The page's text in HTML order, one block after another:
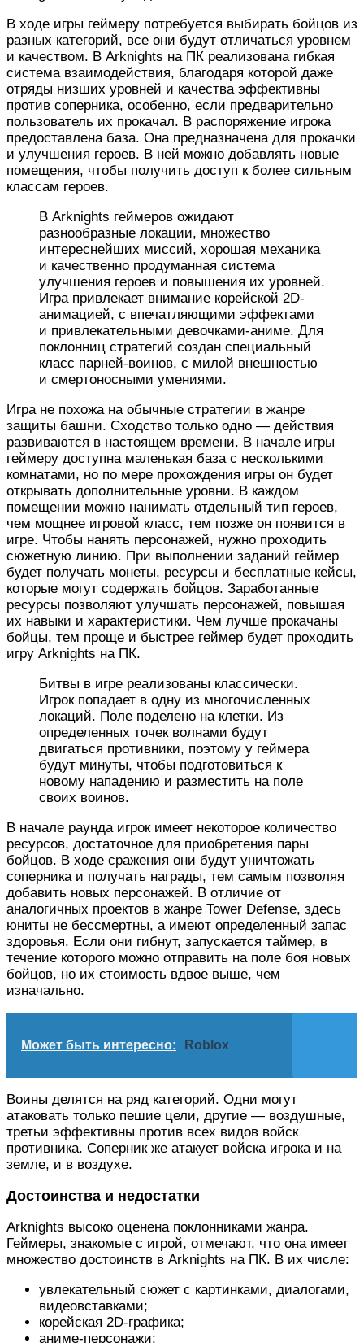
В ходе игры геймеру потребуется выбирать бойцов из
разных категорий, все они будут отличаться уровнем
и качеством. В Arknights на ПК реализована гибкая
система взаимодействия, благодаря которой даже
отряды низших уровней и качества эффективны
против соперника, особенно, если предварительно
пользователь их прокачал. В распоряжение игрока
предоставлена база. Она предназначена для прокачки
и улучшения героев. В ней можно добавлять новые
помещения, чтобы получить доступ к более сильным
классам героев.
В Arknights геймеров ожидают
разнообразные локации, множество
интереснейших миссий, хорошая механика
и качественно продуманная система
улучшения героев и повышения их уровней.
Игра привлекает внимание корейской 2D-
анимацией, с впечатляющими эффектами
и привлекательными девочками-аниме. Для
поклонниц стратегий создан специальный
класс парней-воинов, с милой внешностью
и смертоносными умениями.
Игра не похожа на обычные стратегии в жанре
защиты башни. Сходство только одно — действия
развиваются в настоящем времени. В начале игры
геймеру доступна маленькая база с несколькими
комнатами, но по мере прохождения игры он будет
открывать дополнительные уровни. В каждом
помещении можно нанимать отдельный тип героев,
чем мощнее игровой класс, тем позже он появится в
игре. Чтобы нанять персонажей, нужно проходить
сюжетную линию. При выполнении заданий геймер
будет получать монеты, ресурсы и бесплатные кейсы,
которые могут содержать бойцов. Заработанные
ресурсы позволяют улучшать персонажей, повышая
их навыки и характеристики. Чем лучше прокачаны
бойцы, тем проще и быстрее геймер будет проходить
игру Arknights на ПК.
Битвы в игре реализованы классически.
Игрок попадает в одну из многочисленных
локаций. Поле поделено на клетки. Из
определенных точек волнами будут
двигаться противники, поэтому у геймера
будут минуты, чтобы подготовиться к
новому нападению и разместить на поле
своих воинов.
В начале раунда игрок имеет некоторое количество
ресурсов, достаточное для приобретения пары
бойцов. В ходе сражения они будут уничтожать
соперника и получать награды, тем самым позволяя
добавить новых персонажей. В отличие от
аналогичных проектов в жанре Tower Defense, здесь
юниты не бессмертны, а имеют определенный запас
здоровья. Если они гибнут, запускается таймер, в
течение которого можно отправить на поле боя новых
бойцов, но их стоимость вдвое выше, чем
изначально.
Может быть интересно: Roblox
Воины делятся на ряд категорий. Одни могут
атаковать только пешие цели, другие — воздушные,
третьи эффективны против всех видов войск
противника. Соперник же атакует войска игрока и на
земле, и в воздухе.
Достоинства и недостатки
Arknights высоко оценена поклонниками жанра.
Геймеры, знакомые с игрой, отмечают, что она имеет
множество достоинств в Arknights на ПК. В их числе:
увлекательный сюжет с картинками, диалогами,
видеовставками;
корейская 2D-графика;
аниме-персонажи;